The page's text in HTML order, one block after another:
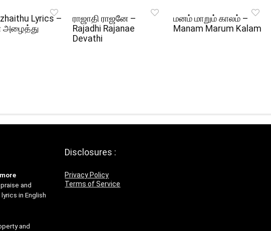
Lyrics –
ராஜாதி ராஜனே –
Rajadhi Rajanae
Devathi
மனம் மாறும் காலம் –
Manam Marum Kalam
and
in English
and
Disclosures :
Privacy Policy
Terms of Service